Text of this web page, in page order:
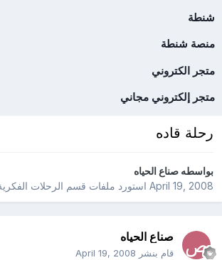
شنطة
منصة شنطة
متجر الكتروني
متجر إلكتروني مجاني
رحلة قاده
بواسطهصناع الحياه
April 19, 2008استورد ملفات قسم الرحلات الفكرية
صناع الحياه
قام بنشر April 19, 2008